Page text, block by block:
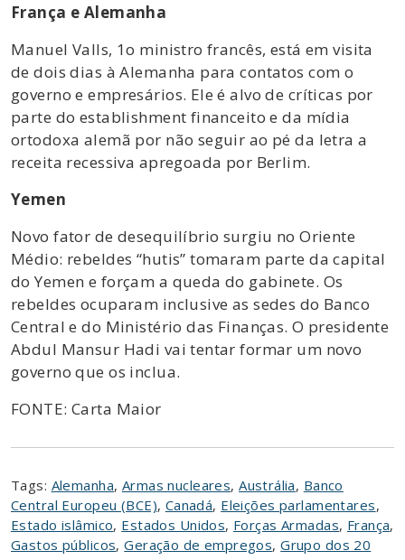
França e Alemanha
Manuel Valls, 1o ministro francês, está em visita
de dois dias à Alemanha para contatos com o
governo e empresários. Ele é alvo de críticas por
parte do establishment financeito e da mídia
ortodoxa alemã por não seguir ao pé da letra a
receita recessiva apregoada por Berlim.
Yemen
Novo fator de desequilíbrio surgiu no Oriente
Médio: rebeldes “hutis” tomaram parte da capital
do Yemen e forçam a queda do gabinete. Os
rebeldes ocuparam inclusive as sedes do Banco
Central e do Ministério das Finanças. O presidente
Abdul Mansur Hadi vai tentar formar um novo
governo que os inclua.
FONTE: Carta Maior
Tags: Alemanha, Armas nucleares,Austrália, Banco
Central Europeu (BCE), Canadá, Eleições parlamentares,
Estado islâmico, Estados Unidos, Forças Armadas, França,
Gastos públicos,Geração de empregos,Grupo dos 20